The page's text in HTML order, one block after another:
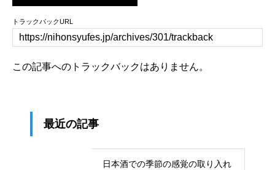
トラックバックURL
この記事へのトラックバックはありません。
最近の記事
日本酒での季節の感覚の取り入れ